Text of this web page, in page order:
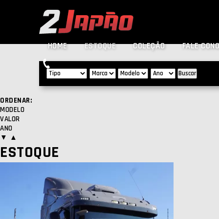
HOME ESTOQUE COLEÇÃO FALE
Buscar
ORDENAR:
MODELO
VALOR
ANO
▼ ▲
ESTOQUE